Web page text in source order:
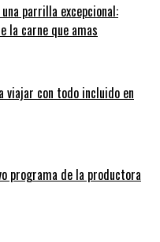
parrilla excepcional:
la carne que amas
viajar con todo incluido en
programa de la productora